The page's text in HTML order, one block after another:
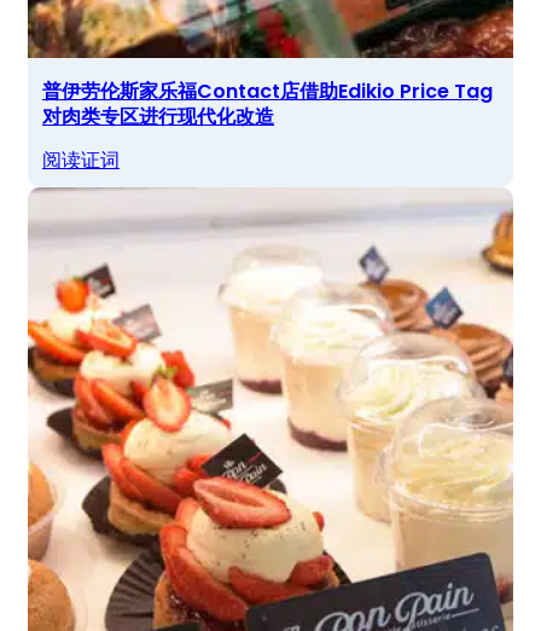
普伊劳伦斯家乐福Contact店借助Edikio Price Tag
对肉类专区进行现代化改造
阅读证词